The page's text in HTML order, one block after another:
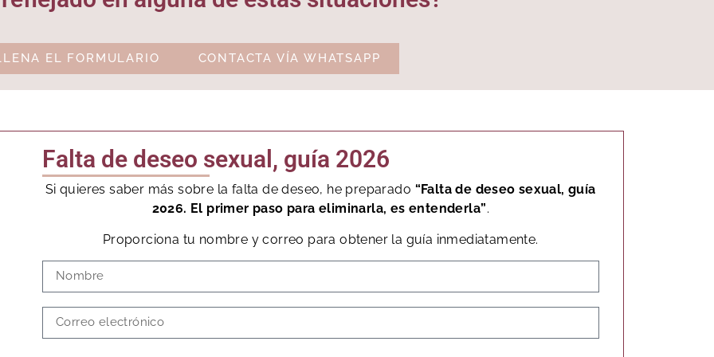
EL FORMULARIO CONTACTA VÍA WHATSAPP
Falta de deseo sexual, guía 2026
Si quieres saber más sobre la falta de deseo, he preparado “Falta de deseo sexual, guía
2026. El primer paso para eliminarla, es entenderla”.
Proporciona tu nombre y correo para obtener la guía inmediatamente.